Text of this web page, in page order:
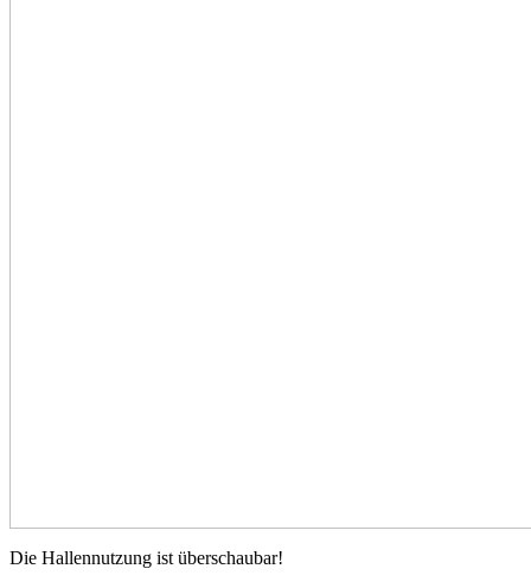
Die Hallennutzung ist überschaubar!